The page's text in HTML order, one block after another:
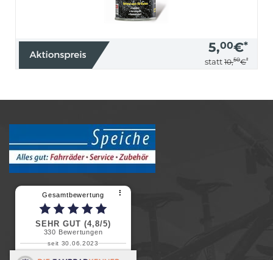
5,00€*
statt 10,50€*
Gesamtbewertung ⠇
SEHR GUT (4,8/5)
330 Bewertungen
seit 30.06.2023